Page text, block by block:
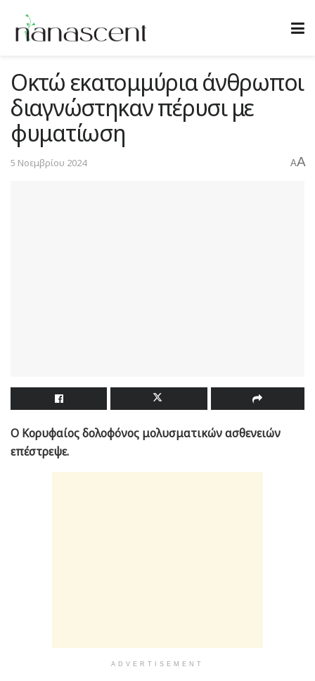
Οκτώ εκατομμύρια άνθρωποι
διαγνώστηκαν πέρυσι με
φυματίωση
5 Νοεμβρίου 2024 AA
Ο Κορυφαίος δολοφόνος μολυσματικών ασθενειών
επέστρεψε.
ADVERTISEMENT